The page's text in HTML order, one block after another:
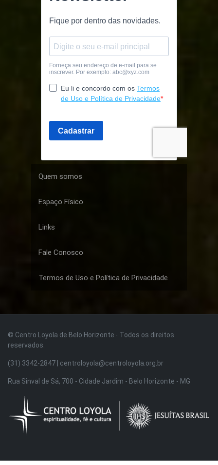
Quem somos
Espaço Físico
Links
Fale Conosco
Termos de Uso e Política de Privacidade
© Centro Loyola de Belo Horizonte · Todos os direitos
reservados.
(31) 3342-2847 | centroloyola@centroloyola.org.br
Rua Sinval de Sá, 700 - Cidade Jardim - Belo Horizonte - MG